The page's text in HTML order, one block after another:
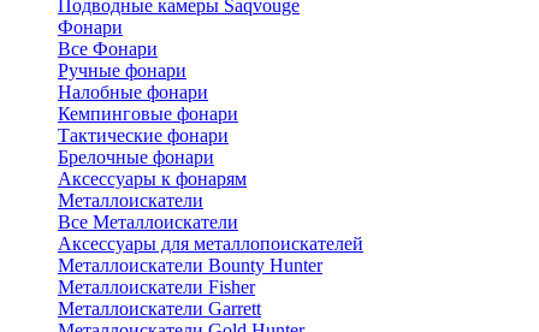
Подводные камеры Saqvouge
Фонари
Все Фонари
Ручные фонари
Налобные фонари
Кемпинговые фонари
Тактические фонари
Брелочные фонари
Аксессуары к фонарям
Металлоискатели
Все Металлоискатели
Аксессуары для металлопоискателей
Металлоискатели Bounty Hunter
Металлоискатели Fisher
Металлоискатели Garrett